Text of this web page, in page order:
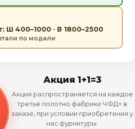
Ш 400–1000 · В 1800–2500
по модели
Акция 1+1=3
Акция распространяется на каждое
третье полотно фабрики ЧФД+ в
заказе, при условии приобретения у
нас фурнитуры.